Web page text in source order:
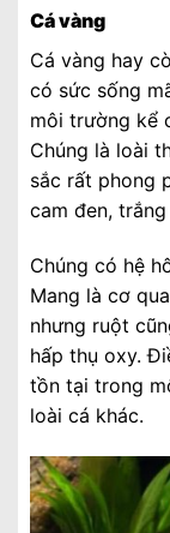
Cá vàng
Cá vàng hay
có sức sống
môi trường kể
Chúng là loài
sắc rất phong
cam đen,
Chúng có hệ
Mang là cơ
nhưng ruột
hấp thụ oxy.
tồn tại trong
loài cá khác.